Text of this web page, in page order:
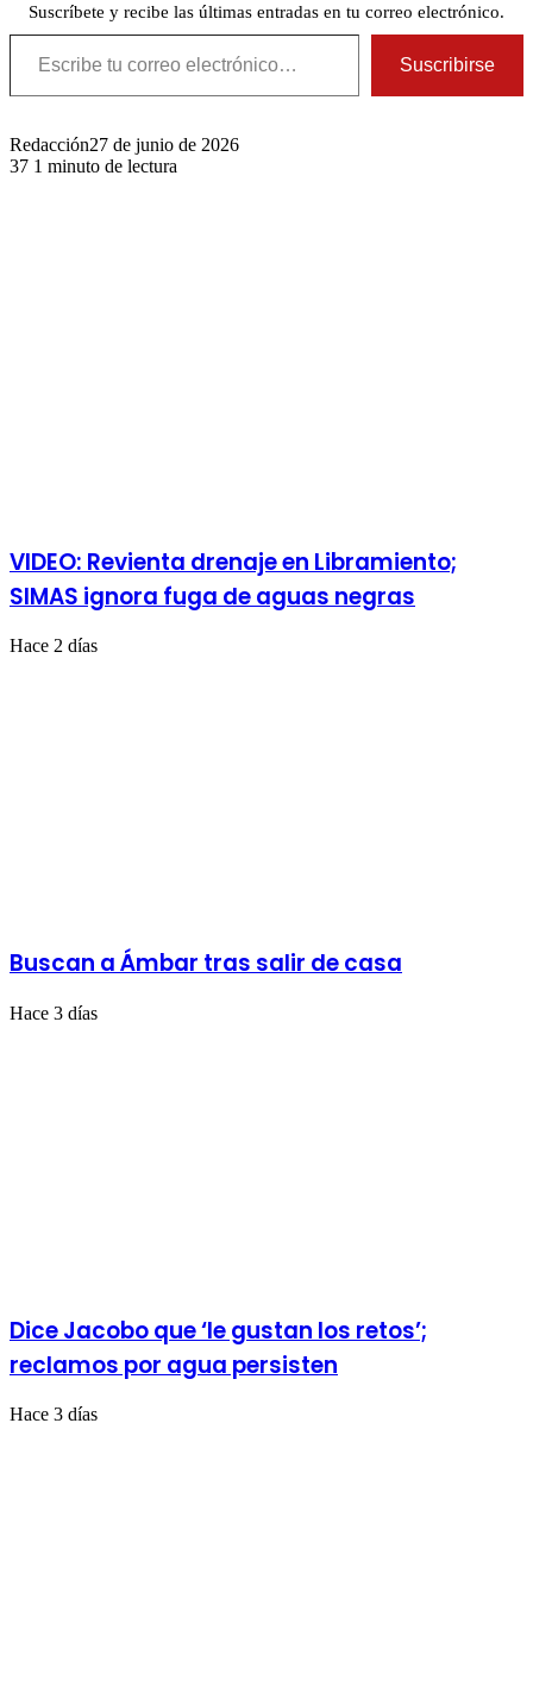
Suscríbete y recibe las últimas entradas en tu correo electrónico.
Escribe tu correo electrónico…
Suscribirse
Redacción27 de junio de 2026
37 1 minuto de lectura
VIDEO: Revienta drenaje en Libramiento;
SIMAS ignora fuga de aguas negras
Hace 2 días
Buscan a Ámbar tras salir de casa
Hace 3 días
Dice Jacobo que ‘le gustan los retos’;
reclamos por agua persisten
Hace 3 días